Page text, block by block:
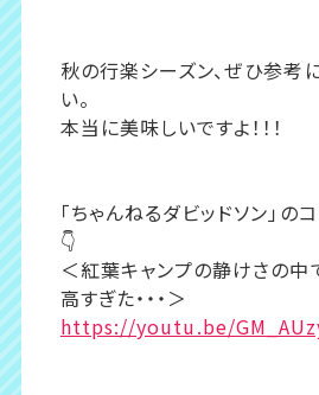
秋の行楽シーズン、ぜひ参考
い。
本当に美味しいですよ！！！
「ちゃんねるダビッドソン」の
👇
＜紅葉キャンプの静けさの中
高すぎた・・・＞
https://youtu.be/